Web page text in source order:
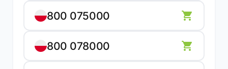
800 075000
800 078000